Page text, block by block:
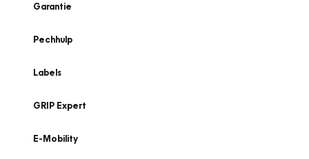
Garantie
Pechhulp
Labels
GRIP Expert
E-Mobility